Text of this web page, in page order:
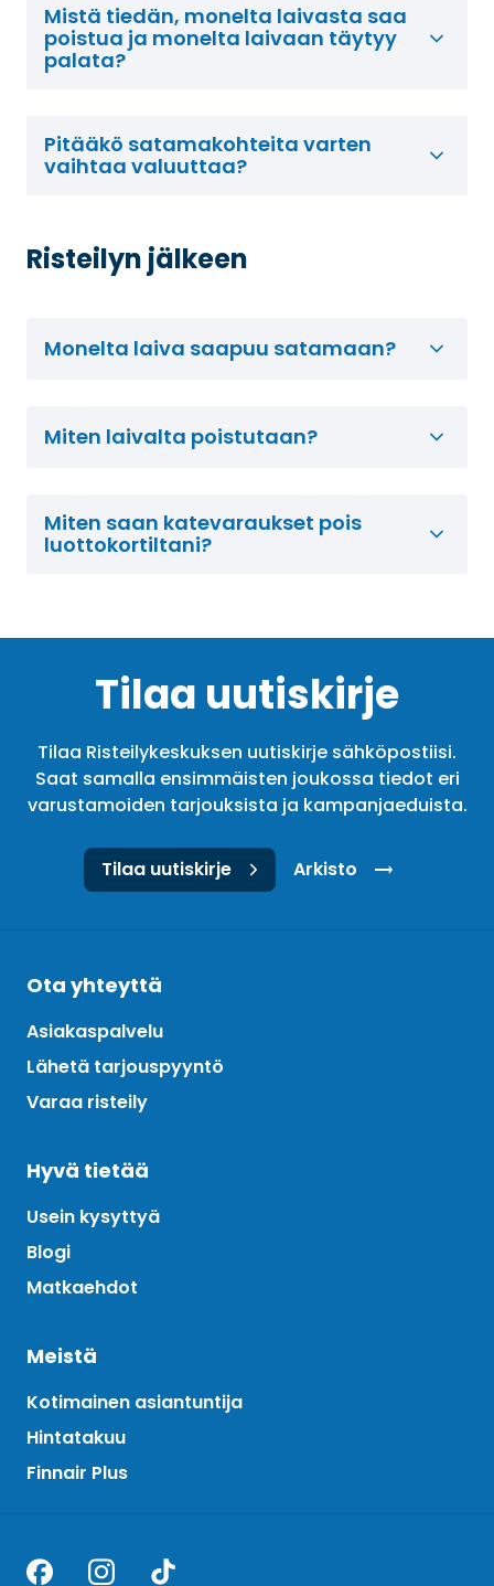
Mistä tiedän, monelta laivasta saa
poistua ja monelta laivaan täytyy
palata?
Pitääkö satamakohteita varten
vaihtaa valuuttaa?
Risteilyn jälkeen
Monelta laiva saapuu satamaan?
Miten laivalta poistutaan?
Miten saan katevaraukset pois
luottokortiltani?
Tilaa uutiskirje
Tilaa Risteilykeskuksen uutiskirje sähköpostiisi.
Saat samalla ensimmäisten joukossa tiedot eri
varustamoiden tarjouksista ja kampanjaeduista.
Tilaa uutiskirje Arkisto
Ota yhteyttä
Asiakaspalvelu
Lähetä tarjouspyyntö
Varaa risteily
Hyvä tietää
Usein kysyttyä
Blogi
Matkaehdot
Meistä
Kotimainen asiantuntija
Hintatakuu
Finnair Plus